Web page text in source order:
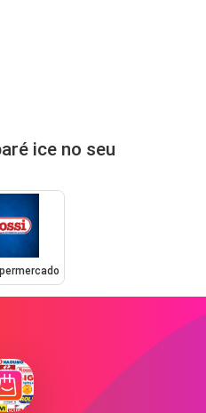
ice no seu